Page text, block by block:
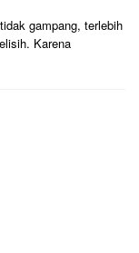
gampang, terlebih
Karena